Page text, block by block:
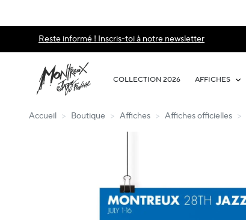
Reste informé ! Inscris-toi à notre newsletter
COLLECTION 2026 AFFICHES
Accueil > Boutique > Affiches > Affiches officielles >